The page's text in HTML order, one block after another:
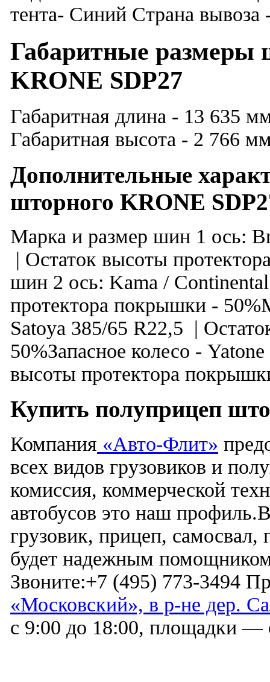
тента- Синий Страна вывоза
Габаритные размеры
KRONE SDP27
Габаритная длина - 13 635
Габаритная высота - 2 766
Дополнительные
шторного KRONE
Марка и размер шин 1 ось:
| Остаток высоты
шин 2 ось: Kama /
протектора покрышки -
Satoya 385/65 R22,5 |
50%Запасное колесо -
высоты протектора
Купить полуприцеп
Компания «Авто-Флит»
всех видов грузовиков и
комиссия, коммерческой
автобусов это наш
грузовик, прицеп, самосвал,
будет надежным
Звоните:+7 (495) 773-3494
«Московский», в р-не дер.
с 9:00 до 18:00, площадки —